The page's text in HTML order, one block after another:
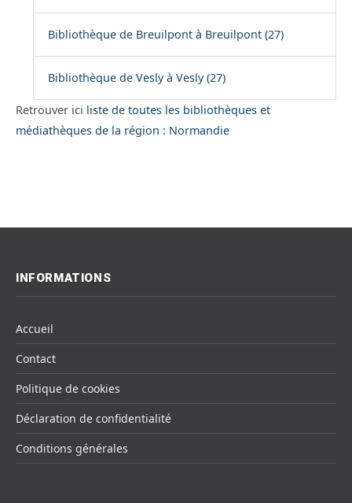
Bibliothèque de Breuilpont à Breuilpont (27)
Bibliothèque de Vesly à Vesly (27)
Retrouver ici liste de toutes les bibliothèques et
médiathèques de la région : Normandie
INFORMATIONS
Accueil
Contact
Politique de cookies
Déclaration de confidentialité
Conditions générales